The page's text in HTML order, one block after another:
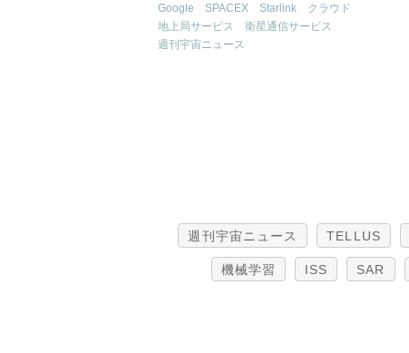
Google SPACEX Starlink
クラウド
地上局サービス
衛星通信サービス
週刊宇宙ニュース
週刊宇宙ニュース TELLUS
機械学習 ISS SAR